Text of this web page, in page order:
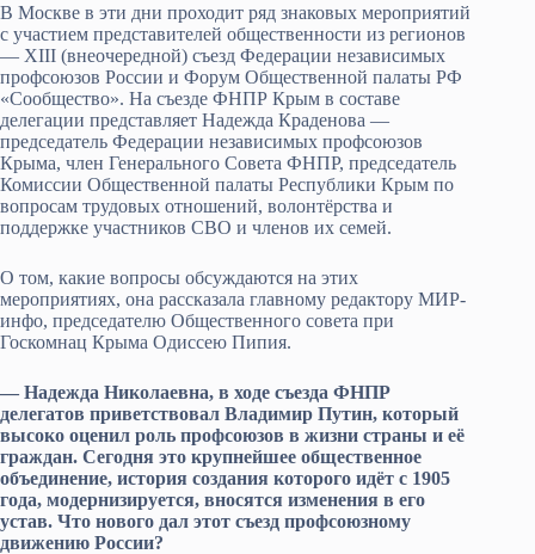
В Москве в эти дни проходит ряд знаковых мероприятий
с участием представителей общественности из регионов
— XIII (внеочередной) съезд Федерации независимых
профсоюзов России и Форум Общественной палаты РФ
«Сообщество». На съезде ФНПР Крым в составе
делегации представляет Надежда Краденова —
председатель Федерации независимых профсоюзов
Крыма, член Генерального Совета ФНПР, председатель
Комиссии Общественной палаты Республики Крым по
вопросам трудовых отношений, волонтёрства и
поддержке участников СВО и членов их семей.
О том, какие вопросы обсуждаются на этих
мероприятиях, она рассказала главному редактору МИР-
инфо, председателю Общественного совета при
Госкомнац Крыма Одиссею Пипия.
— Надежда Николаевна, в ходе съезда ФНПР
делегатов приветствовал Владимир Путин, который
высоко оценил роль профсоюзов в жизни страны и её
граждан. Сегодня это крупнейшее общественное
объединение, история создания которого идёт с 1905
года, модернизируется, вносятся изменения в его
устав. Что нового дал этот съезд профсоюзному
движению России?